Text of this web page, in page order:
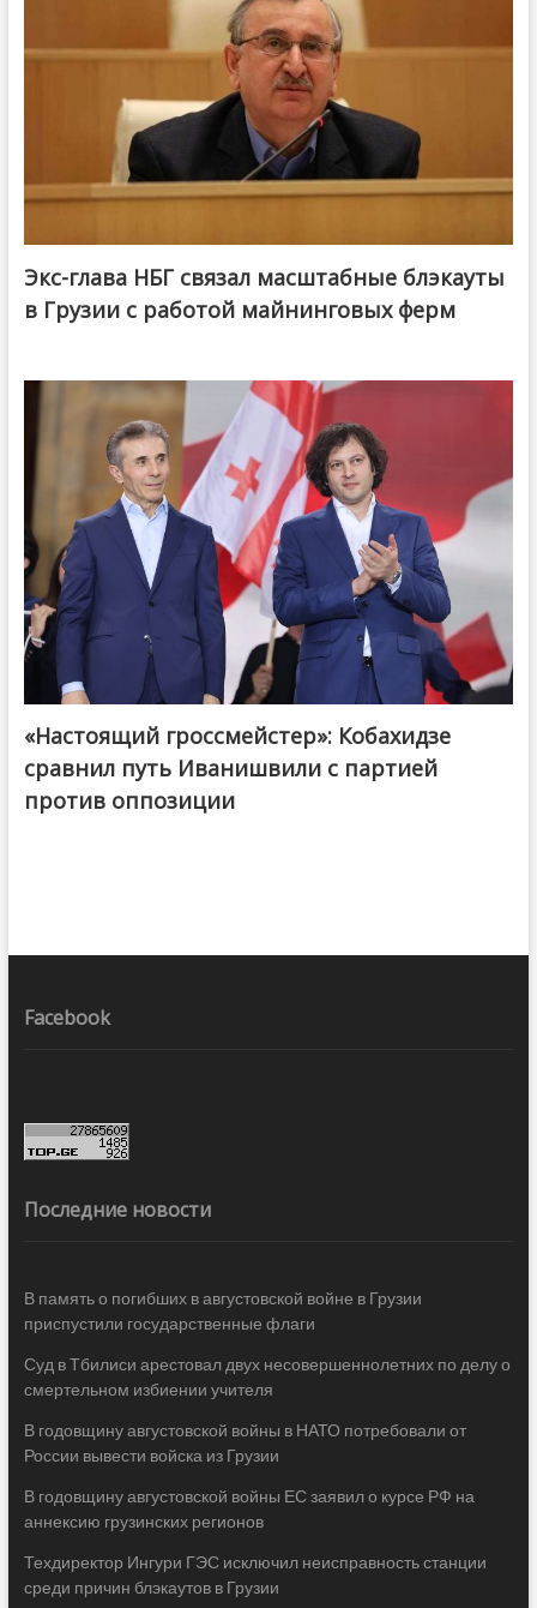
Экс-глава НБГ связал масштабные блэкауты
в Грузии с работой майнинговых ферм
@ქართული ოცნება / Georgian Dream
«Настоящий гроссмейстер»: Кобахидзе
сравнил путь Иванишвили с партией
против оппозиции
Facebook
Последние новости
В память о погибших в августовской войне в Грузии
приспустили государственные флаги
Суд в Тбилиси арестовал двух несовершеннолетних по делу о
смертельном избиении учителя
В годовщину августовской войны в НАТО потребовали от
России вывести войска из Грузии
В годовщину августовской войны ЕС заявил о курсе РФ на
аннексию грузинских регионов
Техдиректор Ингури ГЭС исключил неисправность станции
среди причин блэкаутов в Грузии